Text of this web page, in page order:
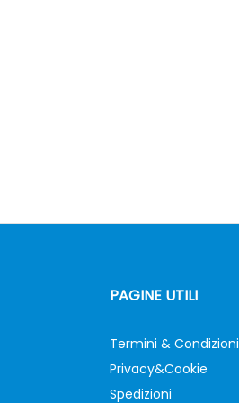
PAGINE UTILI
Termini & Condizioni
Privacy&Cookie
Spedizioni